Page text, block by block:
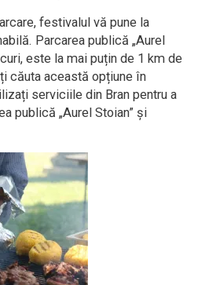
festivalul vă pune la
Parcarea publică „Aurel
este la mai puțin de 1 km de
căuta această opțiune în
serviciile din Bran pentru a
publică „Aurel Stoian” și